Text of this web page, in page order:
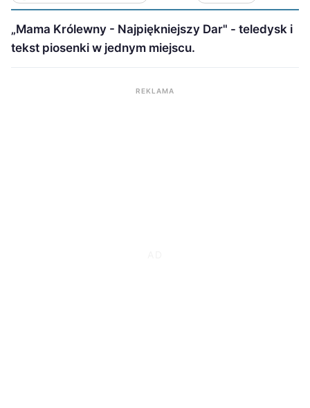
„Mama Królewny - Najpiękniejszy Dar" - teledysk i
tekst piosenki w jednym miejscu.
REKLAMA